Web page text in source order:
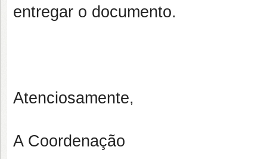
entregar o documento.
Atenciosamente,
A Coordenação